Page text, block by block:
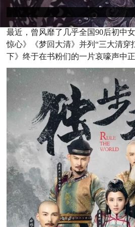
最近，曾风靡了几乎全国90后初中
惊心》《梦回大清》并列“三大清穿
下》终于在书粉们的一片哀嚎声中